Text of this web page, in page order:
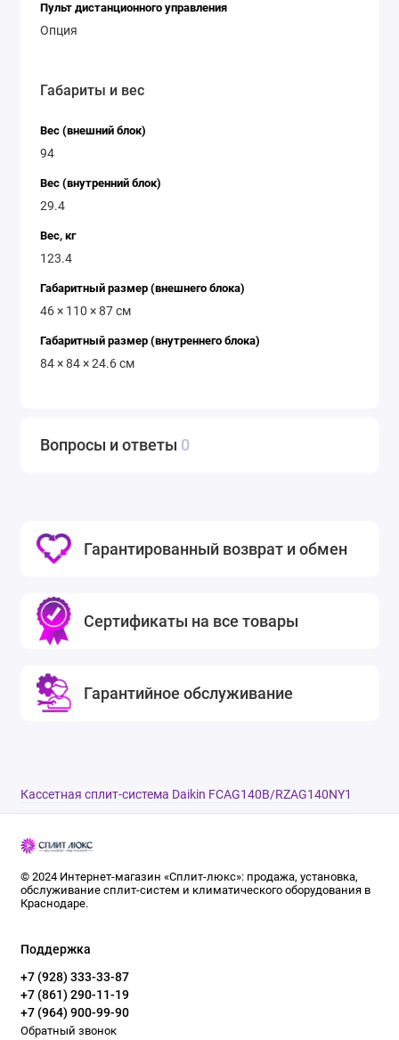
Пульт дистанционного управления
Опция
Габариты и вес
Вес (внешний блок)
94
Вес (внутренний блок)
29.4
Вес, кг
123.4
Габаритный размер (внешнего блока)
46 × 110 × 87 см
Габаритный размер (внутреннего блока)
84 × 84 × 24.6 см
Вопросы и ответы 0
Гарантированный возврат и обмен
Сертификаты на все товары
Гарантийное обслуживание
Кассетная сплит-система Daikin FCAG140B/RZAG140NY1
© 2024 Интернет-магазин «Сплит-люкс»: продажа, установка,
обслуживание сплит-систем и климатического оборудования в
Краснодаре.
Поддержка
+7 (928) 333-33-87
+7 (861) 290-11-19
+7 (964) 900-99-90
Обратный звонок